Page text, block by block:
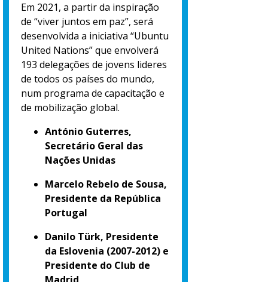
Em 2021, a partir da inspiração
de “viver juntos em paz”, será
desenvolvida a iniciativa “Ubuntu
United Nations” que envolverá
193 delegações de jovens lideres
de todos os países do mundo,
num programa de capacitação e
de mobilização global.
António Guterres,
Secretário Geral das
Nações Unidas
Marcelo Rebelo de Sousa,
Presidente da República
Portugal
Danilo Türk, Presidente
da Eslovenia (2007-2012) e
Presidente do Club de